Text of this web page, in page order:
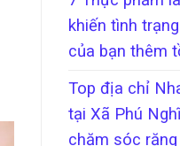
khiến tình
của bạn thêm
Top địa chỉ
tại Xã Phú
chăm sóc